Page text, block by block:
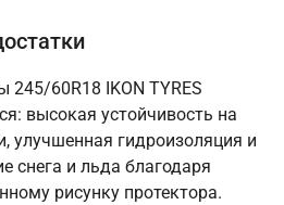
245/60R18 IKON TYRES
высокая устойчивость на
улучшенная гидроизоляция и
снега и льда благодаря
рисунку протектора.